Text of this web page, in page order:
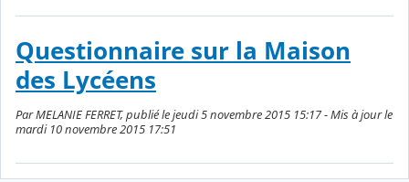
Questionnaire sur la Maison
des Lycéens
Par MELANIE FERRET, publié le jeudi 5 novembre 2015 15:17 - Mis à jour le
mardi 10 novembre 2015 17:51